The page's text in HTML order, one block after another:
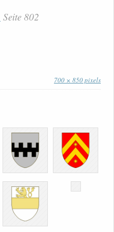
Seite 802
700 × 850 pixels